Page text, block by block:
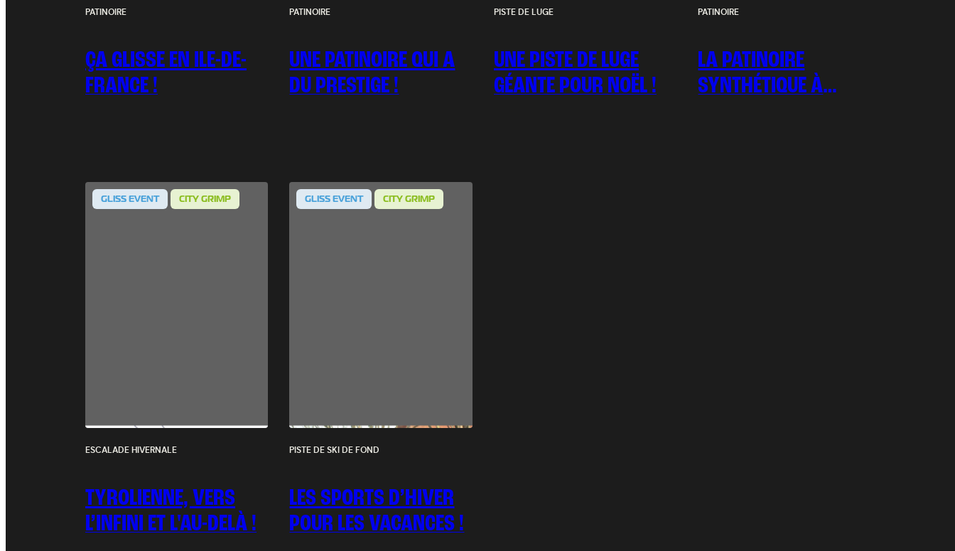
PATINOIRE
ÇA GLISSE EN ILE-DE-
FRANCE !
PATINOIRE
UNE PATINOIRE QUI A
DU PRESTIGE !
PISTE DE LUGE
UNE PISTE DE LUGE
GÉANTE POUR NOËL !
PATINOIRE
LA PATINOIRE
SYNTHÉTIQUE À
GLISS EVENT CITY GRIMP
ESCALADE HIVERNALE
TYROLIENNE, VERS
L’INFINI ET L'AU-DELÀ !
GLISS EVENT CITY GRIMP
PISTE DE SKI DE FOND
LES SPORTS D’HIVER
POUR LES VACANCES !